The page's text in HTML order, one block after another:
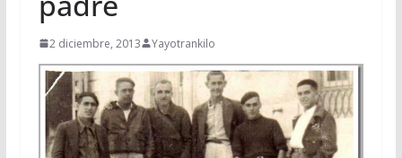
2 diciembre, 2013 Yayotrankilo